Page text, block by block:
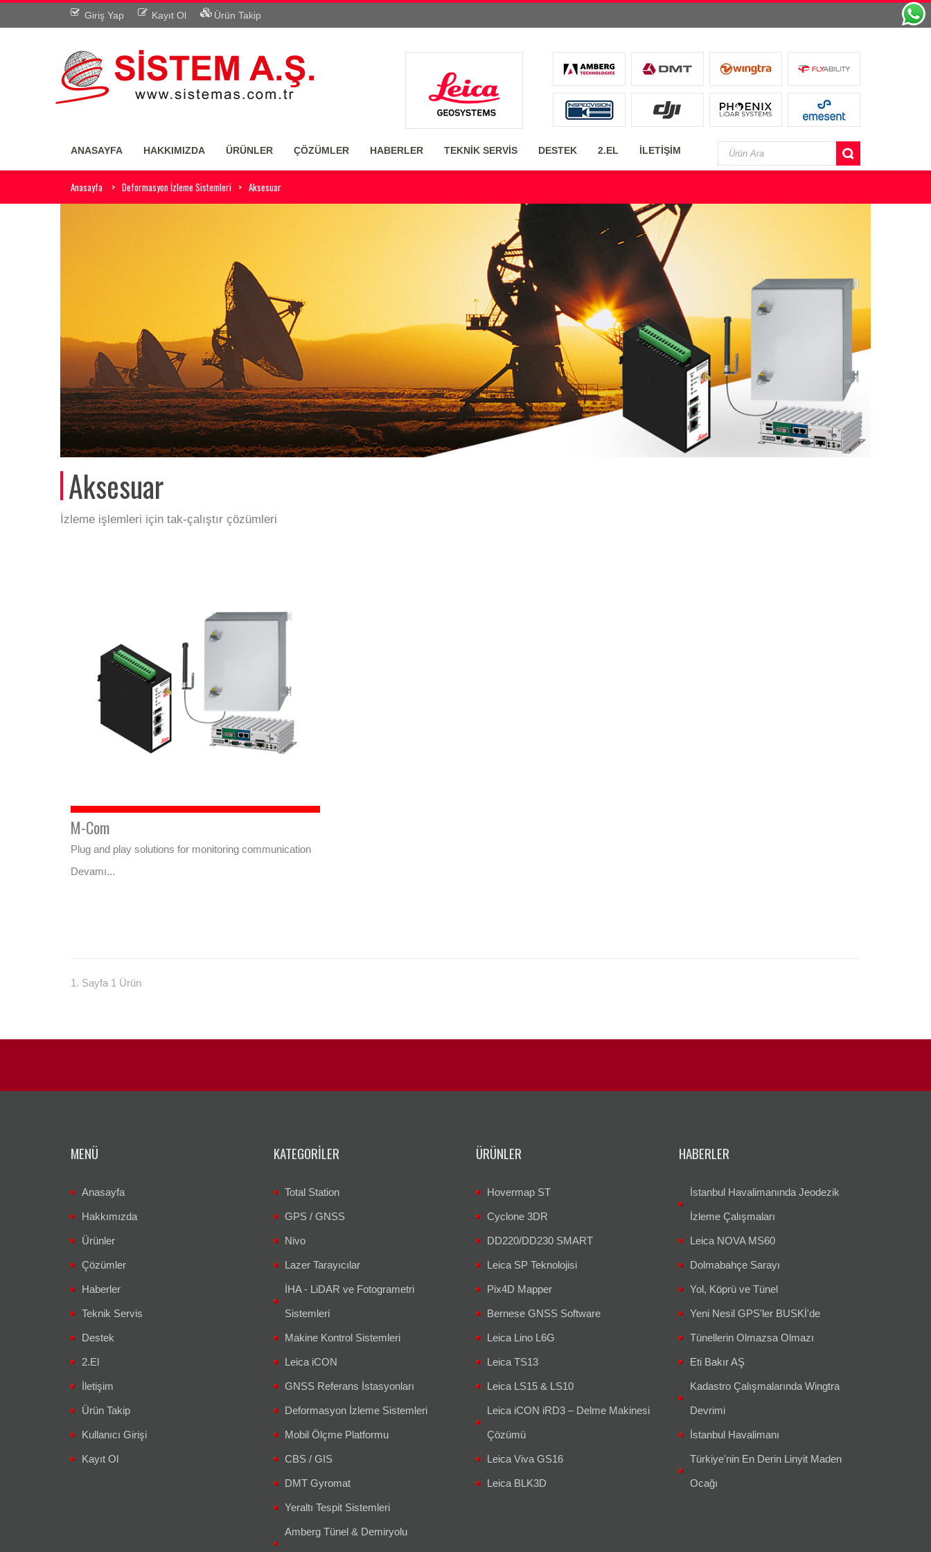
Giriş Yap Kayıt Ol Ürün Takip
ANASAYFA HAKKIMIZDA ÜRÜNLER ÇÖZÜMLER HABERLER TEKNİK SERVİS DESTEK 2.EL İLETİŞİM
Anasayfa Deformasyon İzleme Sistemleri Aksesuar
Aksesuar
İzleme işlemleri için tak-çalıştır çözümleri
M-Com
Plug and play solutions for monitoring communication
Devamı...
1. Sayfa 1 Ürün
MENÜ
Anasayfa
Hakkımızda
Ürünler
Çözümler
Haberler
Teknik Servis
Destek
2.El
İletişim
Ürün Takip
Kullanıcı Girişi
Kayıt Ol
KATEGORILER
Total Station
GPS / GNSS
Nivo
Lazer Tarayıcılar
İHA - LiDAR ve Fotogrametri
Sistemleri
Makine Kontrol Sistemleri
Leica iCON
GNSS Referans İstasyonları
Deformasyon İzleme Sistemleri
Mobil Ölçme Platformu
CBS / GIS
DMT Gyromat
Yeraltı Tespit Sistemleri
Amberg Tünel & Demiryolu
ÜRÜNLER
Hovermap ST
Cyclone 3DR
DD220/DD230 SMART
Leica SP Teknolojisi
Pix4D Mapper
Bernese GNSS Software
Leica Lino L6G
Leica TS13
Leica LS15 & LS10
Leica iCON iRD3 – Delme Makinesi
Çözümü
Leica Viva GS16
Leica BLK3D
HABERLER
İstanbul Havalimanında Jeodezik
İzleme Çalışmaları
Leica NOVA MS60
Dolmabahçe Sarayı
Yol, Köprü ve Tünel
Yeni Nesil GPS'ler BUSKİ'de
Tünellerin Olmazsa Olmazı
Eti Bakır AŞ
Kadastro Çalışmalarında Wingtra
Devrimi
İstanbul Havalimanı
Türkiye'nin En Derin Linyit Maden
Ocağı